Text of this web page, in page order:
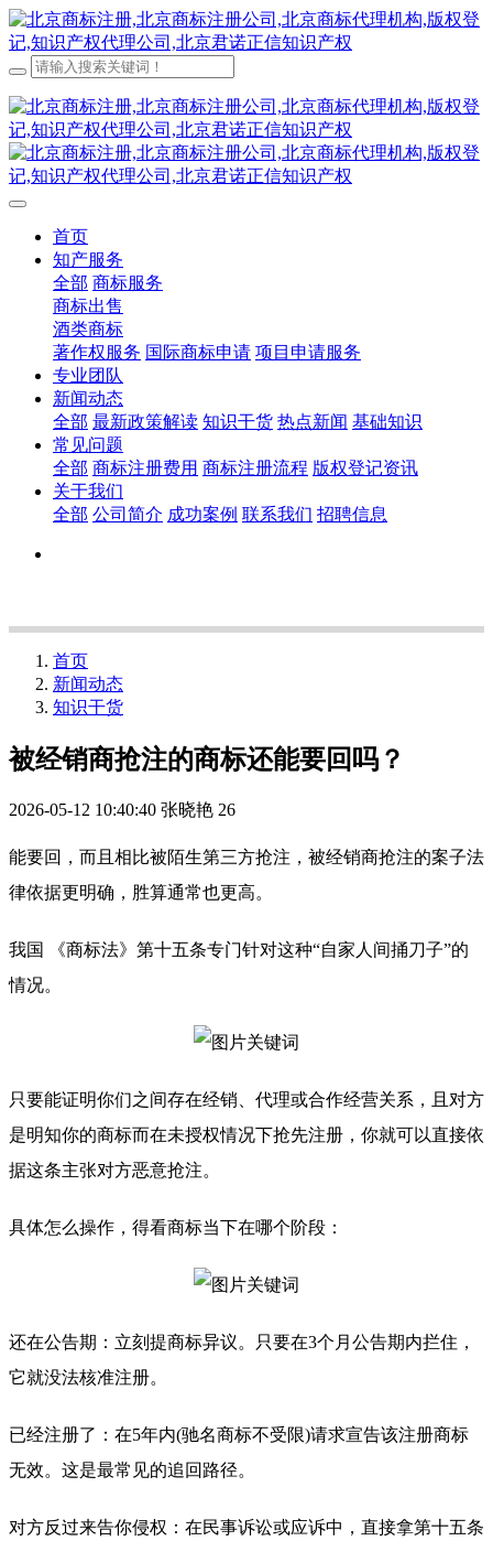
首页
知产服务
全部 商标服务
商标出售
酒类商标
著作权服务 国际商标申请 项目申请服务
专业团队
新闻动态
全部 最新政策解读 知识干货 热点新闻 基础知识
常见问题
全部 商标注册费用 商标注册流程 版权登记资讯
关于我们
全部 公司简介 成功案例 联系我们 招聘信息
首页
新闻动态
知识干货
被经销商抢注的商标还能要回吗？
2026-05-12 10:40:40 张晓艳 26
能要回，而且相比被陌生第三方抢注，被经销商抢注的案子法
律依据更明确，胜算通常也更高。
我国 《商标法》第十五条专门针对这种“自家人间捅刀子”的
情况。
只要能证明你们之间存在经销、代理或合作经营关系，且对方
是明知你的商标而在未授权情况下抢先注册，你就可以直接依
据这条主张对方恶意抢注。
具体怎么操作，得看商标当下在哪个阶段：
还在公告期：立刻提商标异议。只要在3个月公告期内拦住，
它就没法核准注册。
已经注册了：在5年内(驰名商标不受限)请求宣告该注册商标
无效。这是最常见的追回路径。
对方反过来告你侵权：在民事诉讼或应诉中，直接拿第十五条